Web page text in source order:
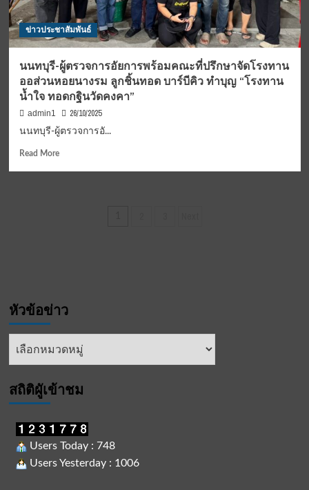
thailand
junior
football
academy
ข่าวประชาสัมพันธ์
นนทบุรี-ผู้ตรวจการอัยการพร้อมคณะที่ปรึกษาจัดโรงทาน
ออส่วนหอยนางรม ลูกชิ้นทอด บาร์บีคิว ทำบุญ “โรงทาน
น้ำใจ ทอดกฐินวัดคงคา”
admin1 26/10/2025
นนทบุรี-ผู้ตรวจการอั...
Read MoreRead
จัด
ทาน
ออ
นางรม
ทอด
บาร์บีคิว
“โรง
หัวข้อข่าว
หัวข้อ
สถิติผูัเข้าชม
Users Today : 748
Users Yesterday : 1006